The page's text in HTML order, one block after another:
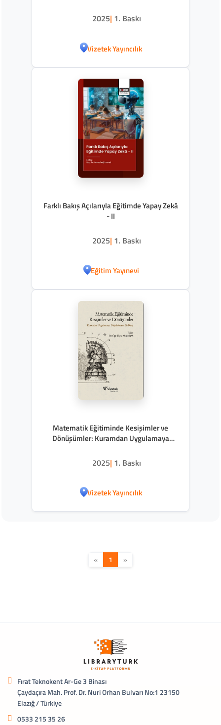
2025| 1. Baskı
Vizetek Yayıncılık
Farklı Bakış Açılarıyla Eğitimde Yapay Zekâ
- II
2025| 1. Baskı
Eğitim Yayınevi
Matematik Eğitiminde Kesişimler ve
Dönüşümler: Kuramdan Uygulamaya
2025| 1. Baskı
Vizetek Yayıncılık
« 1 »
Fırat Teknokent Ar-Ge 3 Binası
Çaydaçıra Mah. Prof. Dr. Nuri Orhan Bulvarı No:1 23150
Elazığ / Türkiye
0533 215 35 26